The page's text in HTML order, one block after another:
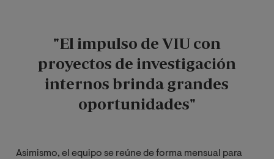
"El impulso de VIU con
proyectos de investigación
internos brinda grandes
oportunidades"
Asimismo, el equipo se reúne de forma mensual para